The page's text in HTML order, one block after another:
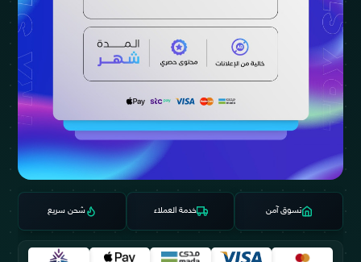
تسوق آمن خدمة العملاء شحن سريع